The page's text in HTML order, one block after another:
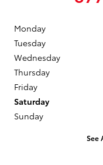
Monday
Tuesday
Wednesday
Thursday
Friday
Saturday
Sunday
See